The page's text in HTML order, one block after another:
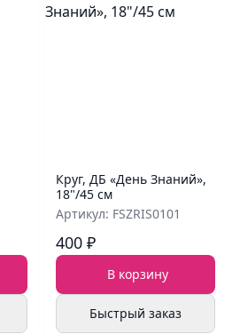
Круг, ДБ «День Знаний»,
18"/45 см
Артикул: FSZRIS0101
400 ₽
В корзину
Быстрый заказ